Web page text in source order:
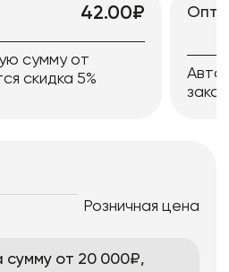
42.00₽
сумму от
скидка 5%
Розничная цена
сумму от 20 000₽,